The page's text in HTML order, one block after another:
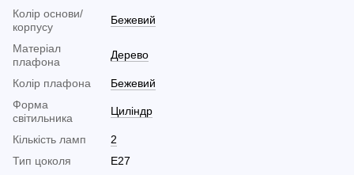
Колір основи/
корпусу
Бежевий
Матеріал
плафона
Дерево
Колір плафона
Бежевий
Форма
світильника
Циліндр
Кількість ламп
2
Тип цоколя
E27